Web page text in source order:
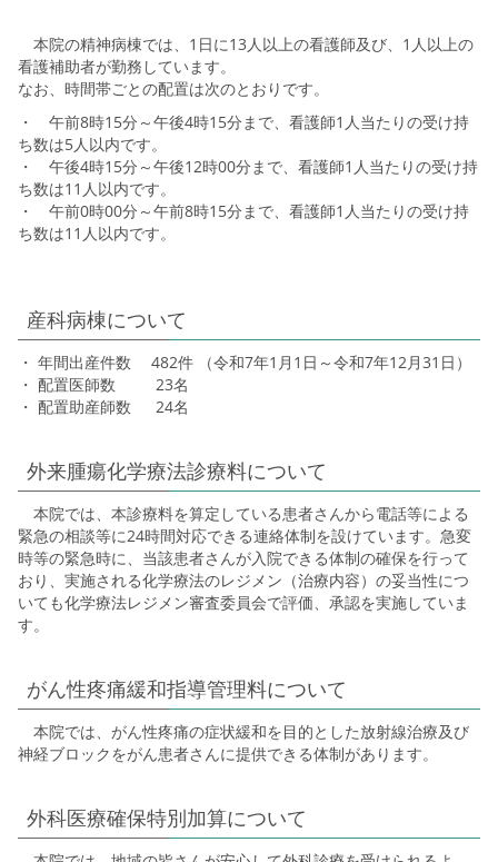
本院の精神病棟では、1日に13人以上の看護師及び、1人以上の
看護補助者が勤務しています。
なお、時間帯ごとの配置は次のとおりです。
・ 午前8時15分～午後4時15分まで、看護師1人当たりの受け持
ち数は5人以内です。
・ 午後4時15分～午後12時00分まで、看護師1人当たりの受け持
ち数は11人以内です。
・ 午前0時00分～午前8時15分まで、看護師1人当たりの受け持
ち数は11人以内です。
産科病棟について
・ 年間出産件数 482件 （令和7年1月1日～令和7年12月31日）
・ 配置医師数 23名
・ 配置助産師数 24名
外来腫瘍化学療法診療料について
本院では、本診療料を算定している患者さんから電話等による
緊急の相談等に24時間対応できる連絡体制を設けています。急変
時等の緊急時に、当該患者さんが入院できる体制の確保を行って
おり、実施される化学療法のレジメン（治療内容）の妥当性につ
いても化学療法レジメン審査委員会で評価、承認を実施していま
す。
がん性疼痛緩和指導管理料について
本院では、がん性疼痛の症状緩和を目的とした放射線治療及び
神経ブロックをがん患者さんに提供できる体制があります。
外科医療確保特別加算について